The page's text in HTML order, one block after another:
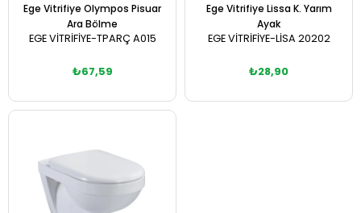
Ege Vitrifiye Olympos Pisuar
Ara Bölme
EGE VİTRİFİYE-TPARÇ A015
₺67,59
Ege Vitrifiye Lissa K. Yarım
Ayak
EGE VİTRİFİYE-LİSA 20202
₺28,90